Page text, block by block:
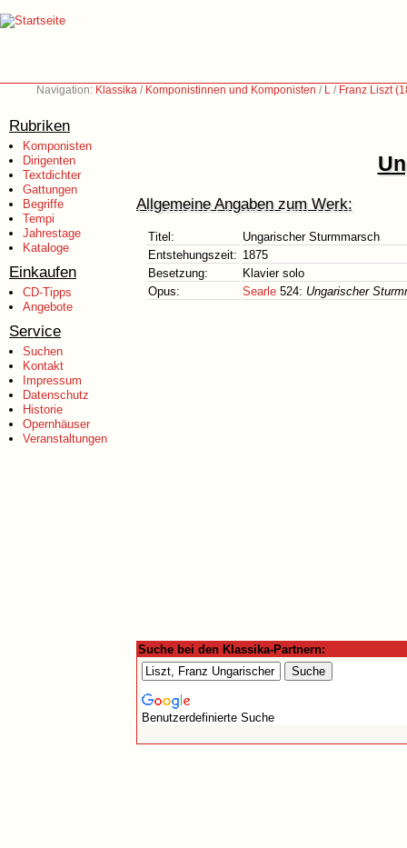
Navigation: Klassika / Komponistinnen und Komponisten / L / Franz Liszt
Rubriken
Komponisten
Dirigenten
Textdichter
Gattungen
Begriffe
Tempi
Jahrestage
Kataloge
Einkaufen
CD-Tipps
Angebote
Service
Suchen
Kontakt
Impressum
Datenschutz
Historie
Opernhäuser
Veranstaltungen
Allgemeine Angaben zum Werk:
Titel:
Ungarischer Sturmmarsch
Entstehungszeit: 1875
Besetzung:
Klavier solo
Opus:
Searle 524: Ungarischer
Suche bei den Klassika-Partnern:
Benutzerdefinierte Suche